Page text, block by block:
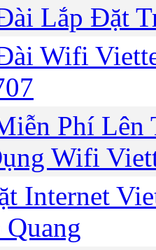
Lắp Đặt
Wifi
Phí Lên
Wifi
Internet